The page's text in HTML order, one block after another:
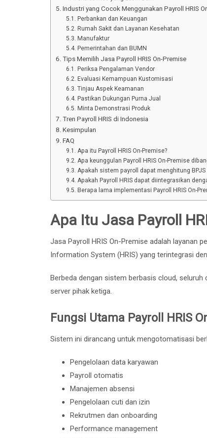
Industri yang Cocok Menggunakan Payroll HRIS
Perbankan dan Keuangan
Rumah Sakit dan Layanan Kesehatan
Manufaktur
Pemerintahan dan BUMN
Tips Memilih Jasa Payroll HRIS On-Premise
Periksa Pengalaman Vendor
Evaluasi Kemampuan Kustomisasi
Tinjau Aspek Keamanan
Pastikan Dukungan Purna Jual
Minta Demonstrasi Produk
Tren Payroll HRIS di Indonesia
Kesimpulan
FAQ
Apa itu Payroll HRIS On-Premise?
Apa keunggulan Payroll HRIS On-Premise
Apakah sistem payroll dapat menghitung BPJS
Apakah Payroll HRIS dapat diintegrasikan
Berapa lama implementasi Payroll HRIS On-
Apa Itu Jasa Payroll
Jasa Payroll HRIS On-Premise adalah layanan
Information System (HRIS) yang terintegrasi
Berbeda dengan sistem berbasis cloud,
server pihak ketiga.
Fungsi Utama Payroll HRIS
Sistem ini dirancang untuk mengotomatisasi
Pengelolaan data karyawan
Payroll otomatis
Manajemen absensi
Pengelolaan cuti dan izin
Rekrutmen dan onboarding
Performance management